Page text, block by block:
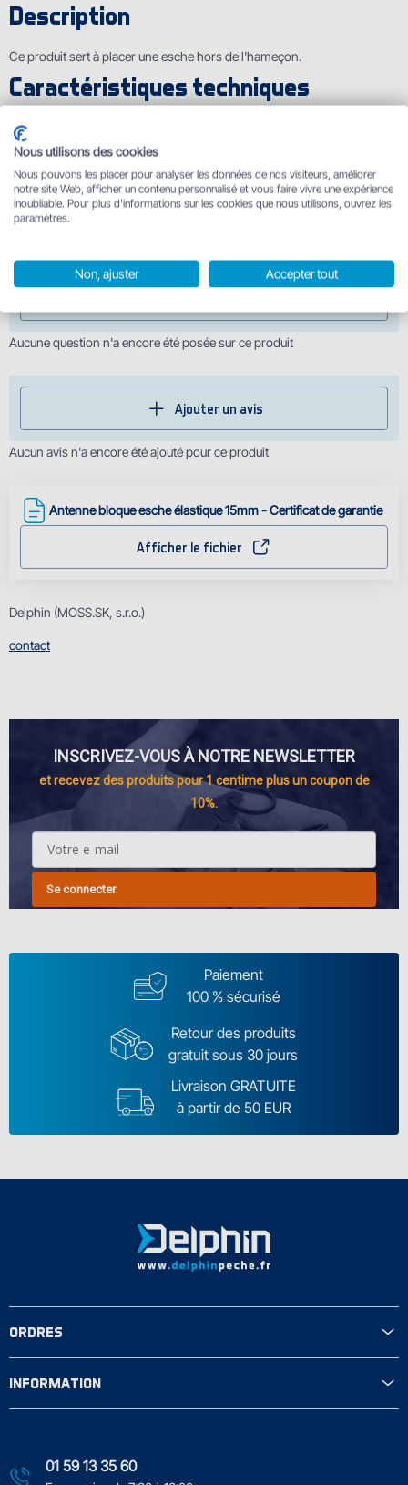
Description
Ce produit sert à placer une esche hors de l'hameҫon.
Caractéristiques techniques
transparent
transparent
Aucune question n'a encore été posée sur ce produit
Ajouter un avis
Aucun avis n'a encore été ajouté pour ce produit
Antenne bloque esche élastique 15mm - Certificat de garantie
Afficher le fichier
Delphin (MOSS.SK, s.r.o.)
contact
INSCRIVEZ-VOUS À NOTRE NEWSLETTER
et recevez des produits pour 1 centime plus un coupon de
10%.
Se connecter
Paiement
100 % sécurisé
Retour des produits
gratuit sous 30 jours
Livraison GRATUITE
à partir de 50 EUR
01 59 13 35 60
ORDRES
INFORMATION
Nous utilisons des cookies
Nous pouvons les placer pour analyser les données de nos visiteurs, améliorer
notre site Web, afficher un contenu personnalisé et vous faire vivre une expérience
inoubliable. Pour plus d'informations sur les cookies que nous utilisons, ouvrez les
paramètres.
Non, ajuster Accepter tout